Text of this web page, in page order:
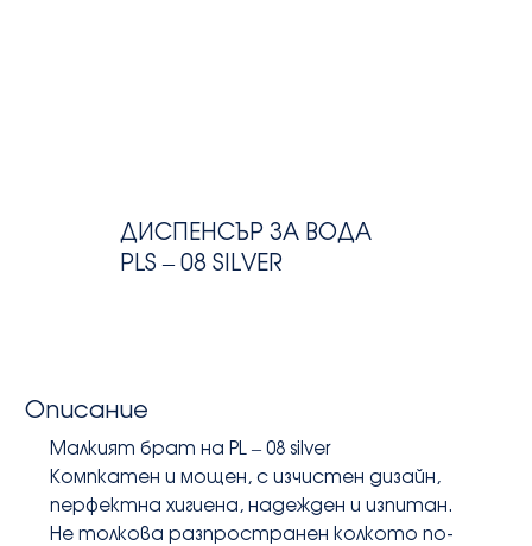
ДИСПЕНСЪР ЗА ВОДА
PLS – 08 SILVER
Описание
Малкият брат на PL – 08 silver
Компкатен и мощен, с изчистен дизайн,
перфектна хигиена, надежден и изпитан.
Не толкова разпространен колкото по-